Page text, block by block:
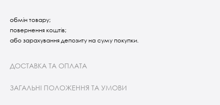
обмін товару;
повернення коштів;
або зарахування депозиту на суму покупки.
ДОСТАВКА ТА ОПЛАТА
ЗАГАЛЬНІ ПОЛОЖЕННЯ ТА УМОВИ